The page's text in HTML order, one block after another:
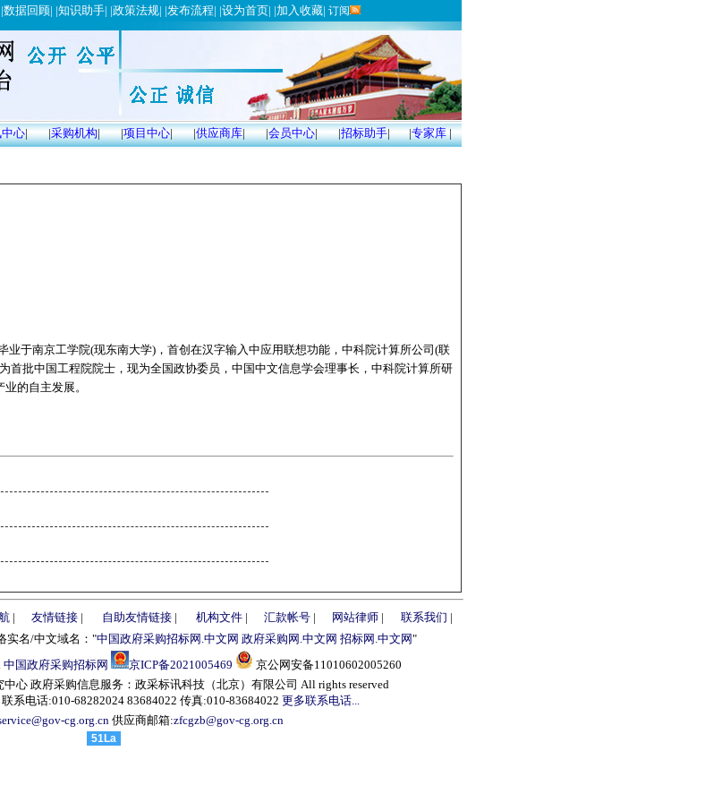
数据回顾| |知识助手| |政策法规| |发布流程| |设为首页| |加入收藏| 订阅
心| |采购机构| |项目中心| |供应商库| |会员中心| |招标助手| |专家库|
业于南京工学院(现东南大学)，首创在汉字输入中应用联想功能，中科院计算所公司(联
首批中国工程院院士，现为全国政协委员，中国中文信息学会理事长，中科院计算所研
的自主发展。
| 友情链接 | 自助友情链接 | 机构文件 | 汇款帐号 | 网站律师 | 联系我们 |
实名/中文域名："中国政府采购招标网.中文网 政府采购网.中文网 招标网.中文网"
中国政府采购招标网 京ICP备2021005469
京公网安备11010602005260
心 政府采购信息服务：政采标讯科技（北京）有限公司 All rights reserved
联系电话:010-68282024 83684022 传真:010-83684022 更多联系电话...
cg.org.cn 供应商邮箱:zfcgzb@gov-cg.org.cn
51La